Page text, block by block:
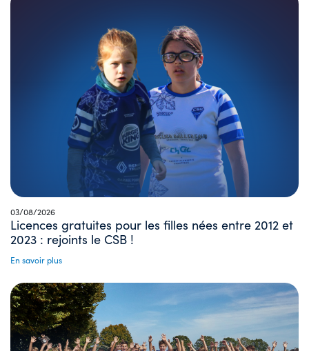
03/08/2026
Licences gratuites pour les filles nées entre 2012 et
2023 : rejoints le CSB !
En savoir plus